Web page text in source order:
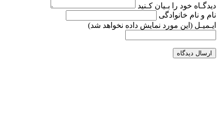
دیدگـاه خود را بـیان کـنید
نام و نام خانوادگی
ایـمیـل (این مورد نمایش داده نخواهد شد)
ارسال دیدگاه